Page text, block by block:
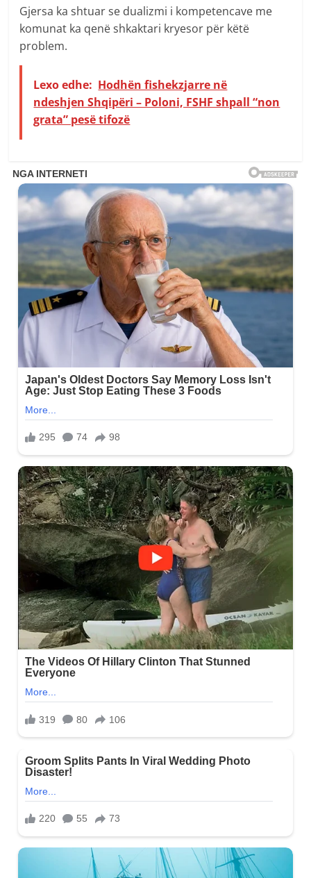
Gjersa ka shtuar se dualizmi i kompetencave me
komunat ka qenë shkaktari kryesor për këtë
problem.
Lexo edhe: Hodhën fishekzjarre në
ndeshjen Shqipëri – Poloni, FSHF shpall “non
grata” pesë tifozë